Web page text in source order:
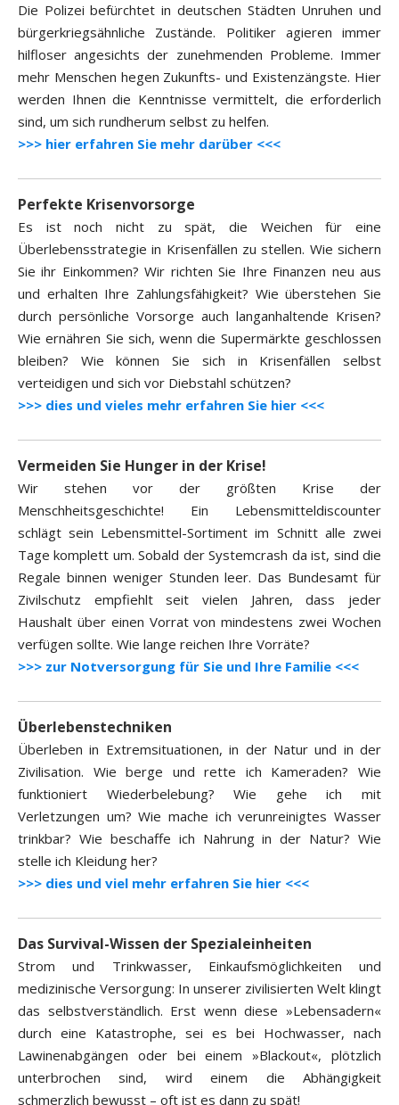
Die Polizei befürchtet in deutschen Städten Unruhen und
bürgerkriegsähnliche Zustände. Politiker agieren immer
hilfloser angesichts der zunehmenden Probleme. Immer
mehr Menschen hegen Zukunfts- und Existenzängste. Hier
werden Ihnen die Kenntnisse vermittelt, die erforderlich
sind, um sich rundherum selbst zu helfen.
>>> hier erfahren Sie mehr darüber <<<
Perfekte Krisenvorsorge
Es ist noch nicht zu spät, die Weichen für eine
Überlebensstrategie in Krisenfällen zu stellen. Wie sichern
Sie ihr Einkommen? Wir richten Sie Ihre Finanzen neu aus
und erhalten Ihre Zahlungsfähigkeit? Wie überstehen Sie
durch persönliche Vorsorge auch langanhaltende Krisen?
Wie ernähren Sie sich, wenn die Supermärkte geschlossen
bleiben? Wie können Sie sich in Krisenfällen selbst
verteidigen und sich vor Diebstahl schützen?
>>> dies und vieles mehr erfahren Sie hier <<<
Vermeiden Sie Hunger in der Krise!
Wir stehen vor der größten Krise der
Menschheitsgeschichte! Ein Lebensmitteldiscounter
schlägt sein Lebensmittel-Sortiment im Schnitt alle zwei
Tage komplett um. Sobald der Systemcrash da ist, sind die
Regale binnen weniger Stunden leer. Das Bundesamt für
Zivilschutz empfiehlt seit vielen Jahren, dass jeder
Haushalt über einen Vorrat von mindestens zwei Wochen
verfügen sollte. Wie lange reichen Ihre Vorräte?
>>> zur Notversorgung für Sie und Ihre Familie <<<
Überlebenstechniken
Überleben in Extremsituationen, in der Natur und in der
Zivilisation. Wie berge und rette ich Kameraden? Wie
funktioniert Wiederbelebung? Wie gehe ich mit
Verletzungen um? Wie mache ich verunreinigtes Wasser
trinkbar? Wie beschaffe ich Nahrung in der Natur? Wie
stelle ich Kleidung her?
>>> dies und viel mehr erfahren Sie hier <<<
Das Survival-Wissen der Spezialeinheiten
Strom und Trinkwasser, Einkaufsmöglichkeiten und
medizinische Versorgung: In unserer zivilisierten Welt klingt
das selbstverständlich. Erst wenn diese »Lebensadern«
durch eine Katastrophe, sei es bei Hochwasser, nach
Lawinenabgängen oder bei einem »Blackout«, plötzlich
unterbrochen sind, wird einem die Abhängigkeit
schmerzlich bewusst – oft ist es dann zu spät!